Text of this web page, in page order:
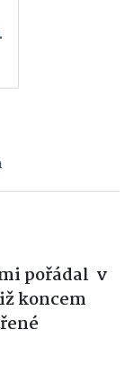
pořádal v
koncem